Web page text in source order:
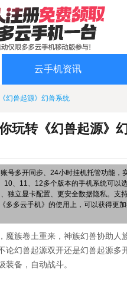
云手机资讯
幻兽起源》幻兽系统
玩转《幻兽起源》
号多开同步、24小时挂机托管功能，
、11、12多个版本的手机系统可以
独立显卡配置、更安全数据隐私。支
多多云手机》的使用上，可以获得更
魔族卷土重来，神族幻兽协助人
论幻兽起源双开还是幻兽起源多
备，自动战斗。